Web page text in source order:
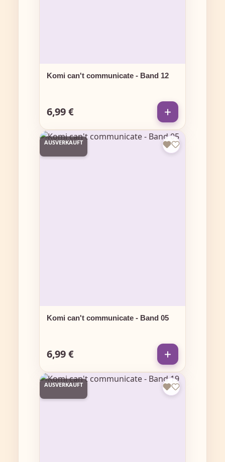
Komi can't communicate - Band 12
Regulärer Preis:
6,99 €
AUSVERKAUFT
Komi can't communicate - Band 05
Regulärer Preis:
6,99 €
AUSVERKAUFT